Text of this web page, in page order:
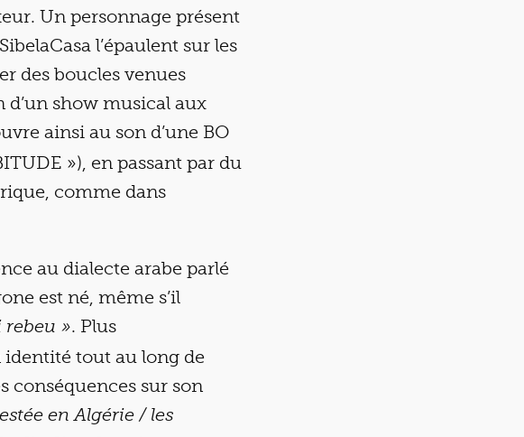
Un personnage présent
l’épaulent sur les
des boucles venues
d’un show musical aux
ainsi au son d’une BO
»), en passant par du
comme dans
au dialecte arabe parlé
est né, même s’il
rebeu ». Plus
tout au long de
conséquences sur son
en Algérie / les